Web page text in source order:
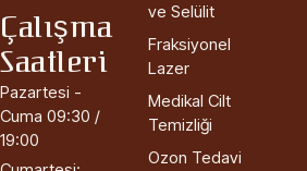
Çalışma
Saatleri
Pazartesi -
Cuma 09:30 /
19:00
ve Selülit
Fraksiyonel
Lazer
Medikal Cilt
Temizliği
Ozon Tedavi